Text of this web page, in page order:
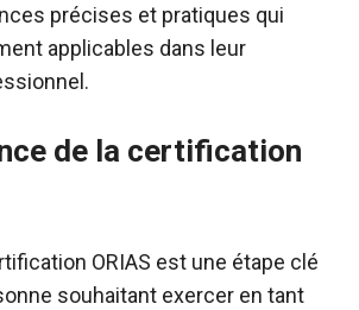
précises et pratiques qui
applicables dans leur
de la certification
ORIAS est une étape clé
souhaitant exercer en tant